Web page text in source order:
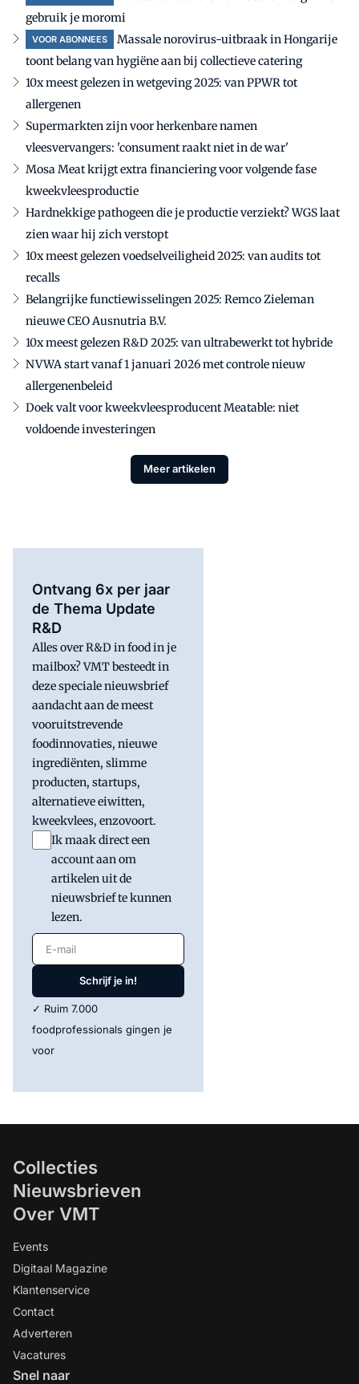
gebruik je moromi
VOOR ABONNEES
Massale norovirus-uitbraak in Hongarije
toont belang van hygiëne aan bij collectieve catering
10x meest gelezen in wetgeving 2025: van PPWR tot
allergenen
Supermarkten zijn voor herkenbare namen
vleesvervangers: 'consument raakt niet in de war'
Mosa Meat krijgt extra financiering voor volgende fase
kweekvleesproductie
Hardnekkige pathogeen die je productie verziekt? WGS laat
zien waar hij zich verstopt
10x meest gelezen voedselveiligheid 2025: van audits tot
recalls
Belangrijke functiewisselingen 2025: Remco Zieleman
nieuwe CEO Ausnutria B.V.
10x meest gelezen R&D 2025: van ultrabewerkt tot hybride
NVWA start vanaf 1 januari 2026 met controle nieuw
allergenenbeleid
Doek valt voor kweekvleesproducent Meatable: niet
voldoende investeringen
Meer artikelen
Ontvang 6x per jaar
de Thema Update
R&D
Alles over R&D in food in je
mailbox? VMT besteedt in
deze speciale nieuwsbrief
aandacht aan de meest
vooruitstrevende
foodinnovaties, nieuwe
ingrediënten, slimme
producten, startups,
alternatieve eiwitten,
kweekvlees, enzovoort.
Ik maak direct een
account aan om
artikelen uit de
nieuwsbrief te kunnen
lezen.
E-mail
Schrijf je in!
✓ Ruim 7.000
foodprofessionals gingen je
voor
Collecties
Nieuwsbrieven
Over VMT
Events
Digitaal Magazine
Klantenservice
Contact
Adverteren
Vacatures
Snel naar